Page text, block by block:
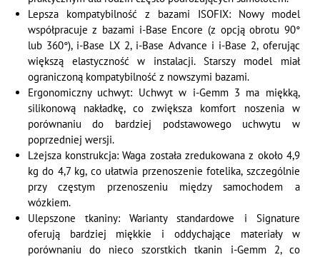
Lepsza kompatybilność z bazami ISOFIX: Nowy model
współpracuje z bazami i-Base Encore (z opcją obrotu 90°
lub 360°), i-Base LX 2, i-Base Advance i i-Base 2, oferując
większą elastyczność w instalacji. Starszy model miał
ograniczoną kompatybilność z nowszymi bazami.
Ergonomiczny uchwyt: Uchwyt w i-Gemm 3 ma miękką,
silikonową nakładkę, co zwiększa komfort noszenia w
porównaniu do bardziej podstawowego uchwytu w
poprzedniej wersji.
Lżejsza konstrukcja: Waga została zredukowana z około 4,9
kg do 4,7 kg, co ułatwia przenoszenie fotelika, szczególnie
przy częstym przenoszeniu między samochodem a
wózkiem.
Ulepszone tkaniny: Warianty standardowe i Signature
oferują bardziej miękkie i oddychające materiały w
porównaniu do nieco szorstkich tkanin i-Gemm 2, co